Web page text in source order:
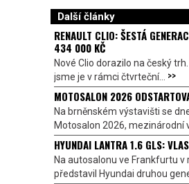
Další články
RENAULT CLIO: ŠESTÁ
434 000 KČ
Nové Clio dorazilo na český
jsme je v rámci čtvrteční... >>
MOTOSALON 2026
Na brněnském výstavišti se
Motosalon 2026, mezinárodní
HYUNDAI LANTRA 1.6 GLS:
Na autosalonu ve Frankfurtu v
představil Hyundai druhou